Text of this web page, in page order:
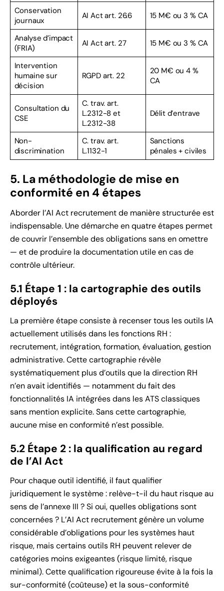
Conservation
journaux
AI Act art. 26.6 15 M€ ou 3 % CA
Analyse d’impact
(FRIA)
AI Act art. 27 15 M€ ou 3 % CA
Intervention
humaine sur
décision
RGPD art. 22
20 M€ ou 4 %
CA
Consultation du
CSE
C. trav. art.
L.2312-8 et
L.2312-38
Délit d’entrave
Non-
discrimination
C. trav. art.
L.1132-1
Sanctions
pénales + civiles
5. La méthodologie de mise en
conformité en 4 étapes
Aborder l’AI Act recrutement de manière structurée est
indispensable. Une démarche en quatre étapes permet
de couvrir l’ensemble des obligations sans en omettre
— et de produire la documentation utile en cas de
contrôle ultérieur.
5.1 Étape 1 : la cartographie des outils
déployés
La première étape consiste à recenser tous les outils IA
actuellement utilisés dans les fonctions RH :
recrutement, intégration, formation, évaluation, gestion
administrative. Cette cartographie révèle
systématiquement plus d’outils que la direction RH
n’en avait identifiés — notamment du fait des
fonctionnalités IA intégrées dans les ATS classiques
sans mention explicite. Sans cette cartographie,
aucune mise en conformité n’est possible.
5.2 Étape 2 : la qualification au regard
de l’AI Act
Pour chaque outil identifié, il faut qualifier
juridiquement le système : relève-t-il du haut risque au
sens de l’annexe III ? Si oui, quelles obligations sont
concernées ? L’AI Act recrutement génère un volume
considérable d’obligations pour les systèmes haut
risque, mais certains outils RH peuvent relever de
catégories moins exigeantes (risque limité, risque
minimal). Cette qualification rigoureuse évite à la fois la
sur-conformité (coûteuse) et la sous-conformité